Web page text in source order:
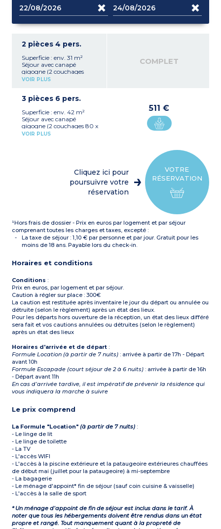
2 pièces 4 pers.
Superficie : env. 31 m²
Séjour avec canapé
gigogne (2 couchages
80x200)
feux, micro-ondes/gril,
cafetière électrique,
bouilloire électrique,
réfrigérateur)
Chambre avec 1 grand lit
VOIR PLUS
COMPLET
3 pièces 6 pers.
Superficie : env. 42 m²
Séjour avec canapé
gigogne (2 couchages 80 x
200)
bouilloire électrique,
Chambre avec 1 grand lit
baignoire ou douche
(PMR)
WC séparé (sauf
appartement PMR)
VOIR PLUS
511 €
VOTRE
RÉSERVATION
Cliquez ici pour
poursuivre votre
réservation
¹Hors frais de dossier - Prix en euros par logement et par séjour
comprenant toutes les charges et taxes, excepté :
La taxe de séjour : 1,10 € par personne et par jour. Gratuit pour les
moins de 18 ans. Payable lors du check-in.
Horaires et conditions
Conditions :
Prix en euros, par logement et par séjour.
Caution à régler sur place : 300€
La caution est restituée après inventaire le jour du départ ou annulée ou
détruite (selon le règlement) après un état des lieux.
Pour les départs hors ouverture de la réception, un état des lieux différé
sera fait et vos cautions annulées ou détruites (selon le règlement)
après un état des lieux
Horaires d'arrivée et de départ :
Formule Location (à partir de 7 nuits) : arrivée à partir de 17h - Départ
avant 10h
Formule Escapade (court séjour de 2 à 6 nuits) : arrivée à partir de 16h
- Départ avant 11h
En cas d’arrivée tardive, il est impératif de prévenir la résidence qui
vous indiquera la marche à suivre
Le prix comprend
La Formule "Location"(à partir de 7 nuits) :
- Le linge de lit
- Le linge de toilette
- La TV
- L'accès WIFI
- L'accès à la piscine extérieure et la pataugeoire extérieures chauffées
de début mai (juillet pour la pataugeoire) à mi-septembre
- La bagagerie
- Le ménage d'appoint* fin de séjour (sauf coin cuisine & vaisselle)
- L'accès à la salle de sport
* Un ménage d’appoint de fin de séjour est inclus dans le tarif. À
noter que tous les hébergements doivent être rendus dans un état
propre et rangé. Tout manquement quant à la propreté de